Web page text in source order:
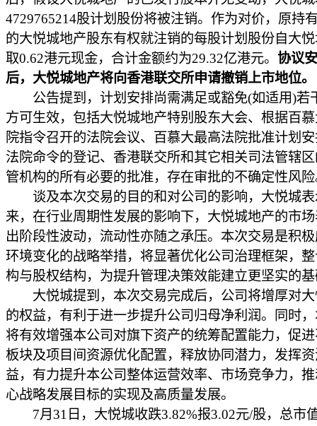
4729765214股计划股份将被注销。作为对价，原持
的大悦城地产股东有权就注销的每股计划股份自大
取0.62港元现金，合计金额约为29.32亿港元。 协议
后，大悦城地产将向香港联交所申请撤销上市地位。
公告提到，计划安排尚需满足或豁免(如适用)若
方可生效，包括大悦城地产特别股东大会、根据百
院指令召开的法院会议、百慕大最高法院批准计划
法院命令的登记、香港联交所和其它相关司法管辖
管机构的所有必要的批准，存在审批的不确定性风
谈及本次交易的目的和对公司的影响，大悦城表
来，在行业周期性发展的影响下，大悦城地产的市
出阶段性波动，流动性亦随之承压。本次交易是积
环境变化的战略举措，将显著优化公司治理框架，
构与股权结构，为提升管理决策效能建立更坚实的
大悦城提到，本次交易完成后，公司将增厚对大
的权益，有利于进一步提升公司归母净利润。同时
将有效增强本公司对旗下资产的统筹配置能力，促
板块及项目间资源优化配置，释放协同潜力，发挥
益，有力提升本公司整体运营效率、市场竞争力，
心战略发展目标的实现及高质量发展。
7月31日，大悦城收跌3.82%报3.02元/股，总市